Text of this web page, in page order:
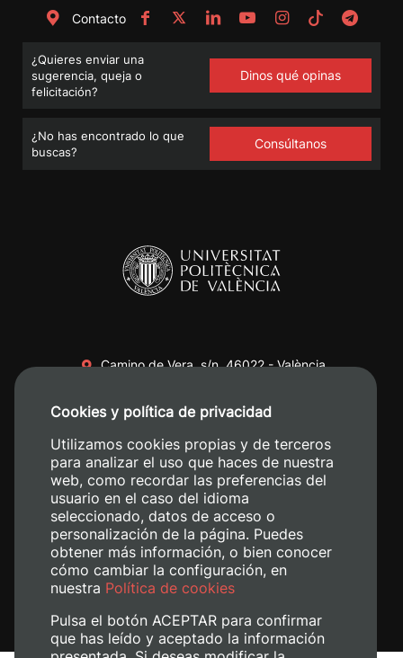
Contacto
¿Quieres enviar una
sugerencia, queja o
felicitación?
Dinos qué opinas
¿No has encontrado lo que
buscas?
Consúltanos
Camino de Vera, s/n. 46022 - València
+34 620 04 00 50
Cookies y política de privacidad
Utilizamos cookies propias y de terceros
para analizar el uso que haces de nuestra
web, como recordar las preferencias del
usuario en el caso del idioma
seleccionado, datos de acceso o
personalización de la página. Puedes
obtener más información, o bien conocer
cómo cambiar la configuración, en
nuestra Política de cookies
Pulsa el botón ACEPTAR para confirmar
que has leído y aceptado la información